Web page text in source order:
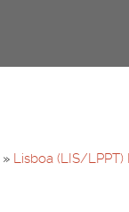
» Lisboa (LIS/